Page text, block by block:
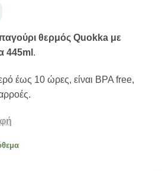
θερμός Quokka με
445ml .
έως 10 ώρες, είναι BPA free,
Θερμός Ανοξείδωτο με στόμιο